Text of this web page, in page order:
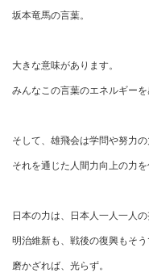
坂本竜馬の言葉。
大きな意味があります。
みんなこの言葉のエネルギーを
そして、雄飛会は学問や努力の
それを通じた人間力向上の力を
日本の力は、日本人一人一人の
明治維新も、戦後の復興もそう
磨かざれば、光らず。